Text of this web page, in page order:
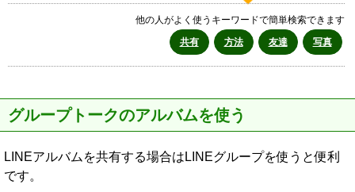
他の人がよく使うキーワードで簡単検索できます
共有
方法 友達 写真
グループトークのアルバムを使う
LINEアルバムを共有する場合はLINEグループを使うと便利
です。